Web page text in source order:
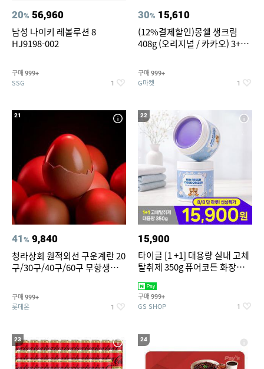
20% 56,960
남성 나이키 레볼루션 8
HJ9198-002
구매 999+
SSG 1
30% 15,610
(12%결제할인)몽쉘 생크림
408g (오리지널 / 카카오) 3+1
구매 999+
G마켓 1
21
41% 9,840
청라상회 원적외선 구운계란 20
구/30구/40구/60구 무항생제
구매 999+
롯데온 1
22
15,900
타이글 [1 +1] 대용량 실내 고체
탈취제 350g 퓨어코튼 화장실
구매 999+
GS SHOP 1
23 24